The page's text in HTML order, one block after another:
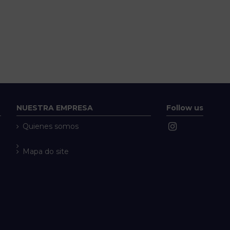
NUESTRA EMPRESA
Quienes somos
Mapa do site
Follow us